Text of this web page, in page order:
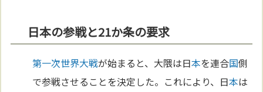
日本の参戦と21か条の要求
第一次世界大戦が始まると、大隈は日本を連合国側
で参戦させることを決定した。これにより、日本は